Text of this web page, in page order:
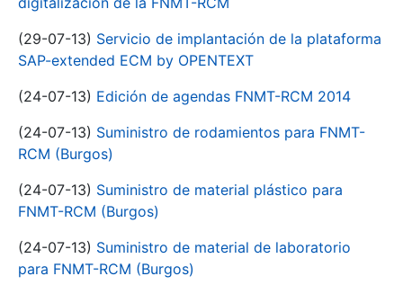
(29-07-13) Servicio de implantación de la plataforma
SAP-extended ECM by OPENTEXT
(24-07-13) Edición de agendas FNMT-RCM 2014
(24-07-13) Suministro de rodamientos para FNMT-
RCM (Burgos)
(24-07-13) Suministro de material plástico para
FNMT-RCM (Burgos)
(24-07-13) Suministro de material de laboratorio
para FNMT-RCM (Burgos)